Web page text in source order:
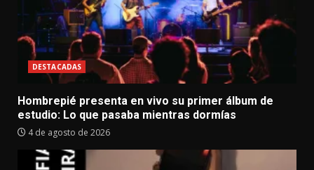
DESTACADAS
Hombrepié presenta en vivo su primer álbum de
estudio: Lo que pasaba mientras dormías
4 de agosto de 2026